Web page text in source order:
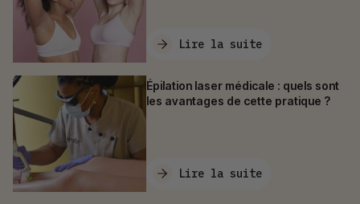
Lire la suite
Épilation laser médicale : quels sont
les avantages de cette pratique ?
Lire la suite